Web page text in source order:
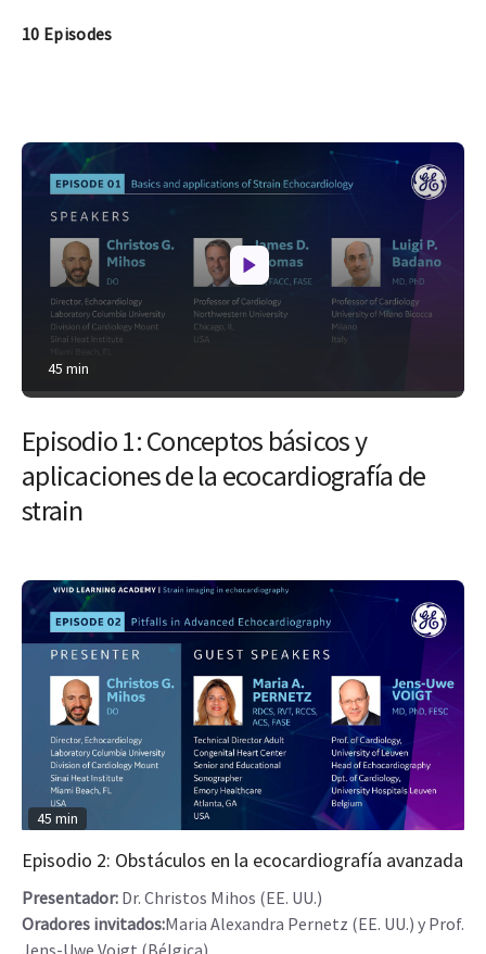
10 Episodes
45 min
Episodio 1: Conceptos básicos y
aplicaciones de la ecocardiografía de
strain
45 min
Episodio 2: Obstáculos en la ecocardiografía avanzada
Presentador: Dr. Christos Mihos (EE. UU.)
Oradores invitados:Maria Alexandra Pernetz (EE. UU.) y Prof.
Jens-Uwe Voigt (Bélgica)